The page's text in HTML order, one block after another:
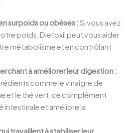
surpoids ou obèses :Si vous avez
poids, Dietoxil peut vous aider
métabolisme et en contrôlant
à améliorer leur digestion :
comme le vinaigre de
et le thé vert, ce complément
intestinale et améliore la
travaillent à stabiliser leur